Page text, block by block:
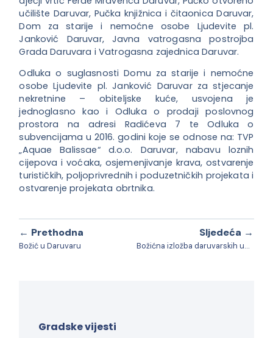
učilište Daruvar, Pučka knjižnica i čitaonica Daruvar,
Dom za starije i nemoćne osobe Ljudevite pl.
Janković Daruvar, Javna vatrogasna postrojba
Grada Daruvara i Vatrogasna zajednica Daruvar.
Odluka o suglasnosti Domu za starije i nemoćne
osobe Ljudevite pl. Janković Daruvar za stjecanje
nekretnine – obiteljske kuće, usvojena je
jednoglasno kao i Odluka o prodaji poslovnog
prostora na adresi Radićeva 7 te Odluka o
subvencijama u 2016. godini koje se odnose na: TVP
„Aquae Balissae“ d.o.o. Daruvar, nabavu loznih
cijepova i voćaka, osjemenjivanje krava, ostvarenje
turističkih, poljoprivrednih i poduzetničkih projekata i
ostvarenje projekata obrtnika.
← Prethodna
Božić u Daruvaru
Sljedeća →
Božićna izložba daruvarskih umjetnika
Gradske vijesti